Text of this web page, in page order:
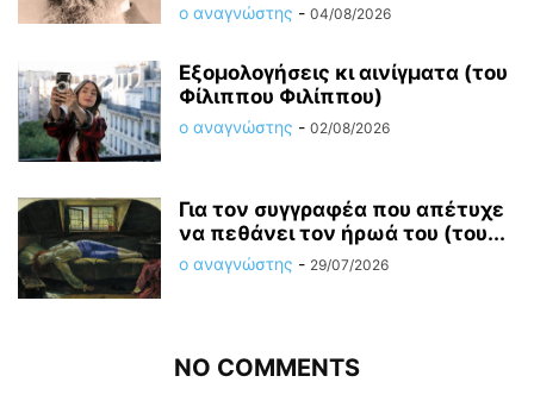
ο αναγνώστης - 04/08/2026
Εξομολογήσεις κι αινίγματα (του
Φίλιππου Φιλίππου)
ο αναγνώστης - 02/08/2026
Για τον συγγραφέα που απέτυχε
να πεθάνει τον ήρωά του (του...
ο αναγνώστης - 29/07/2026
NO COMMENTS